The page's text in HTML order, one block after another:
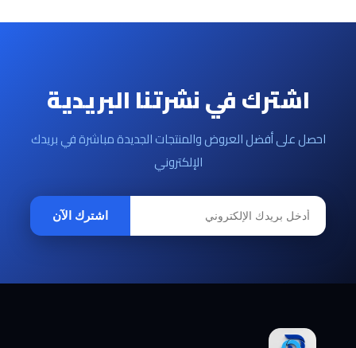
اشترك في نشرتنا البريدية
احصل على أفضل العروض والمنتجات الجديدة مباشرة في بريدك
الإلكتروني
اشترك الآن